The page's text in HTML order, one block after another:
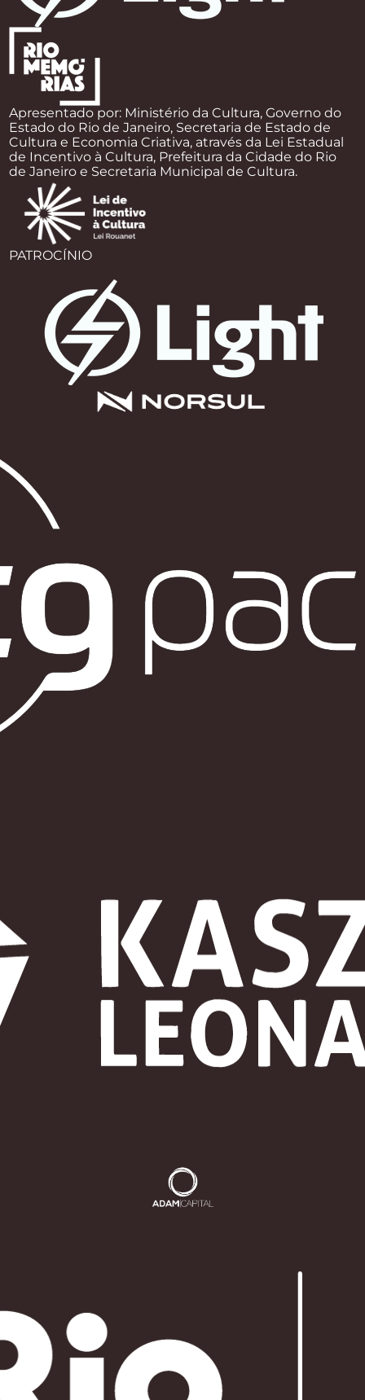
Apresentado por: Ministério da Cultura, Governo do
Estado do Rio de Janeiro, Secretaria de Estado de
Cultura e Economia Criativa, através da Lei Estadual
de Incentivo à Cultura, Prefeitura da Cidade do Rio
de Janeiro e Secretaria Municipal de Cultura.
PATROCÍNIO